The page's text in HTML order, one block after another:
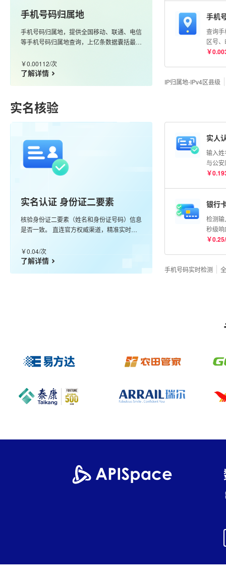
手机号码归属地
手机号码归属地，提供全国移动、联通、电信
等手机号码归属地查询，上亿条数据囊括最新
度高
￥0.00112/次
了解详情
手机
查询
区号
携号
￥
IP归属地-IPv4区县级
实名核验
实名认证 身份证二要素
核验身份证二要素（姓名和身份证号码）信息
是否一致。 直连官方权威渠道，精准实时核
￥0.04/次
了解详情
实人
输入
与公
比对
￥
银行
检测
秒级
卡
￥0.25/
手机号码实时检测